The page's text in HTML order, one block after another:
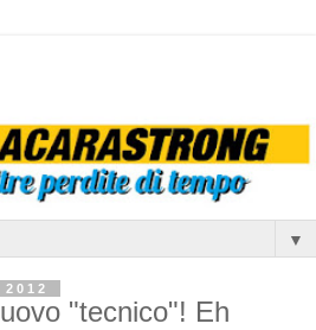
▼
"tecnico"! Eh